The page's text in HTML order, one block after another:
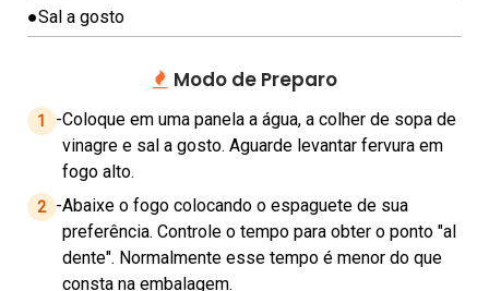
E
S
A
C
●Sal a gosto
Modo de Preparo
1 -Coloque em uma panela a água, a colher de sopa de
vinagre e sal a gosto. Aguarde levantar fervura em
fogo alto.
2 -Abaixe o fogo colocando o espaguete de sua
preferência. Controle o tempo para obter o ponto "al
dente". Normalmente esse tempo é menor do que
consta na embalagem.